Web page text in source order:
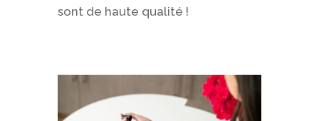
sont de haute qualité !